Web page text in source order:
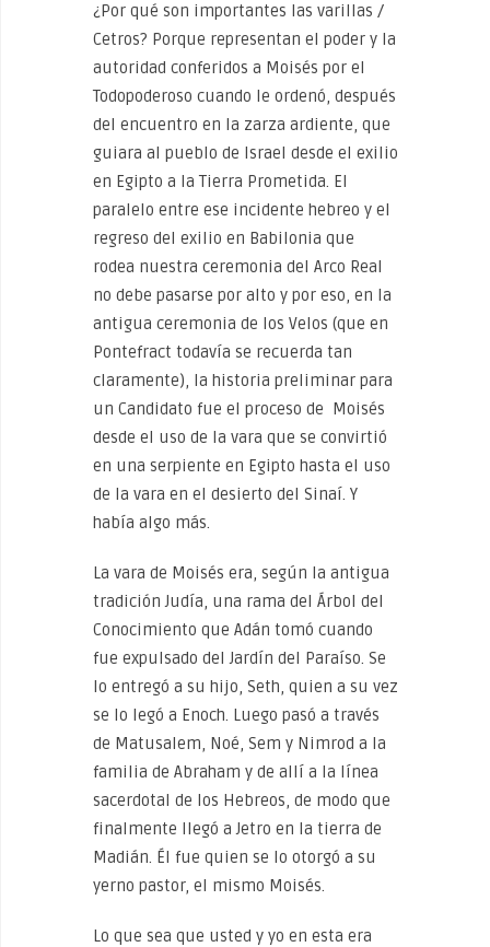
¿Por qué son importantes las varillas /
Cetros? Porque representan el poder y la
autoridad conferidos a Moisés por el
Todopoderoso cuando le ordenó, después
del encuentro en la zarza ardiente, que
guiara al pueblo de Israel desde el exilio
en Egipto a la Tierra Prometida. El
paralelo entre ese incidente hebreo y el
regreso del exilio en Babilonia que
rodea nuestra ceremonia del Arco Real
no debe pasarse por alto y por eso, en la
antigua ceremonia de los Velos (que en
Pontefract todavía se recuerda tan
claramente), la historia preliminar para
un Candidato fue el proceso de Moisés
desde el uso de la vara que se convirtió
en una serpiente en Egipto hasta el uso
de la vara en el desierto del Sinaí. Y
había algo más.
La vara de Moisés era, según la antigua
tradición Judía, una rama del Árbol del
Conocimiento que Adán tomó cuando
fue expulsado del Jardín del Paraíso. Se
lo entregó a su hijo, Seth, quien a su vez
se lo legó a Enoch. Luego pasó a través
de Matusalem, Noé, Sem y Nimrod a la
familia de Abraham y de allí a la línea
sacerdotal de los Hebreos, de modo que
finalmente llegó a Jetro en la tierra de
Madián. Él fue quien se lo otorgó a su
yerno pastor, el mismo Moisés.
Lo que sea que usted y yo en esta era